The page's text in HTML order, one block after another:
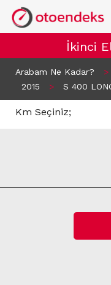
İkinci
Arabam Ne Kadar? >
2015
> S 400
Km Seçiniz;